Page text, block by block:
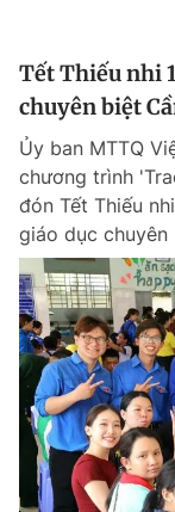
Chuyên mục
Chuyên mục khác
Chào ngày mới
Tin thị trường
Video
Sản phẩm khác
Thông tin tài
Đổi mật khẩu
Tin đã lưu
Tin đã xem
Đăng xuất
Tết Thiếu nhi
chuyên biệt
Ủy ban MTTQ
chương trình
đón Tết Thiếu
giáo dục chuyên